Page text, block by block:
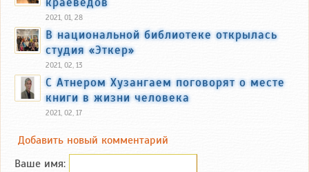
2021, 01, 28
В национальной библиотеке открылась
студия «Эткер»
2021, 02, 13
С Атнером Хузангаем поговорят о месте
книги в жизни человека
2021, 02, 17
Добавить новый комментарий
Ваше имя: